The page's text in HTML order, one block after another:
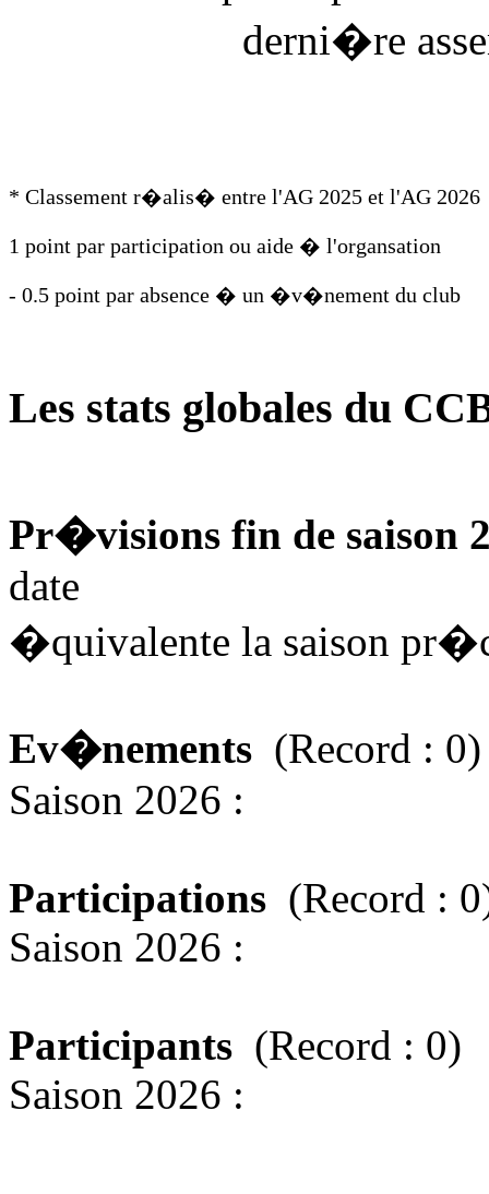
derni�re
* Classement r�alis� entre l'AG 2025 et l'AG 2026
1 point par participation ou aide � l'organsation
- 0.5 point par absence � un �v�nement du club
Les stats globales du
Pr�visions fin de saison
date
�quivalente la saison
Ev�nements (Record : 0)
Saison 2026 :
Participations (Record :
Saison 2026 :
Participants (Record : 0)
Saison 2026 :